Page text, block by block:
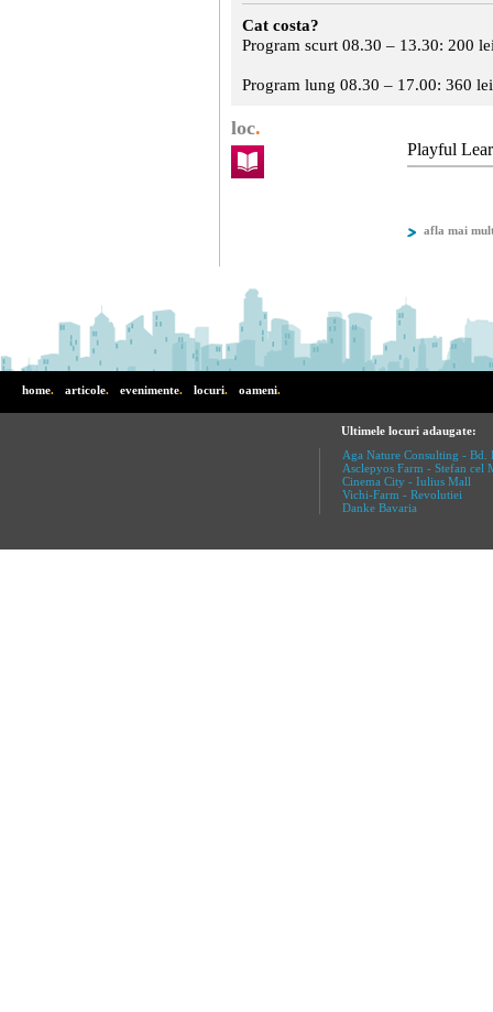
Cat costa?
Program scurt 08.30 – 13.30: 200
Program lung 08.30 – 17.00: 360
loc.
Playful
afla mai
home. articole. evenimente. locuri. oameni.
Ultimele locuri adaugate:
Aga Nature Consulting - Bd.
Asclepyos Farm - Stefan cel
Cinema City - Iulius Mall
Vichi-Farm - Revolutiei
Danke Bavaria